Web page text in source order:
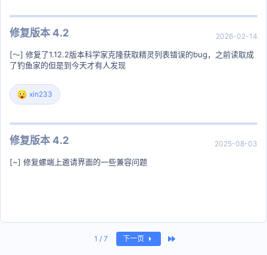
修复版本 4.2 2026-02-14
[～] 修复了1.12.2版本科学家克隆获取精灵列表错误的bug，之前读取成
了钓鱼家的但是到今天才有人发现
反 xin233
修复版本 4.2 2025-08-03
[~] 修复螺端上邀请界面的一些兼容问题
1 / 7 下一页 最近